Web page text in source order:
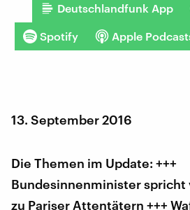
Deutschlandfunk App
Spotify Apple
13. September 2016
Die Themen im Update: +++
Bundesinnenminister spricht
zu Pariser Attentätern +++